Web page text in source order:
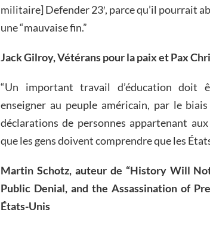
militaire] Defender 23′, parce qu’il pourrait
une “mauvaise fin.”
Jack Gilroy, Vétérans pour la paix et Pax
“Un important travail d’éducation doit
enseigner au peuple américain, par le
déclarations de personnes appartenant
que les gens doivent comprendre que les
Martin Schotz, auteur de “History Will
Public Denial, and the Assassination of
États-Unis